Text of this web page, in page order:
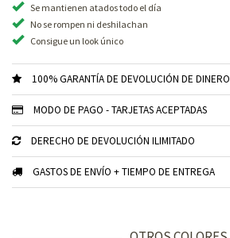
Se mantienen atados todo el día
No se rompen ni deshilachan
Consigue un look único
100% GARANTÍA DE DEVOLUCIÓN DE DINERO
MODO DE PAGO - TARJETAS ACEPTADAS
DERECHO DE DEVOLUCIÓN ILIMITADO
GASTOS DE ENVÍO + TIEMPO DE ENTREGA